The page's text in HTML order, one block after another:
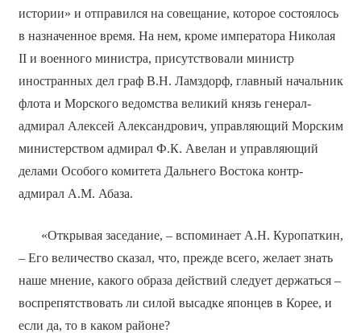
истории» и отправился на совещание, которое состоялось
в назначенное время. На нем, кроме императора Николая
II и военного министра, присутствовали министр
иностранных дел граф В.Н. Ламздорф, главный начальник
флота и Морского ведомства великий князь генерал-
адмирал Алексей Александрович, управляющий Морским
министерством адмирал Ф.К. Авелан и управляющий
делами Особого комитета Дальнего Востока контр-
адмирал А.М. Абаза.
«Открывая заседание, – вспоминает А.Н. Куропаткин,
– Его величество сказал, что, прежде всего, желает знать
наше мнение, какого образа действий следует держаться –
воспрепятствовать ли силой высадке японцев в Корее, и
если да, то в каком районе?